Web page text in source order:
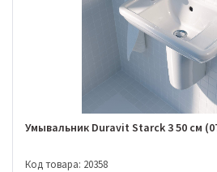
Умывальник Duravit Starck 3 50 см
Код товара: 20358